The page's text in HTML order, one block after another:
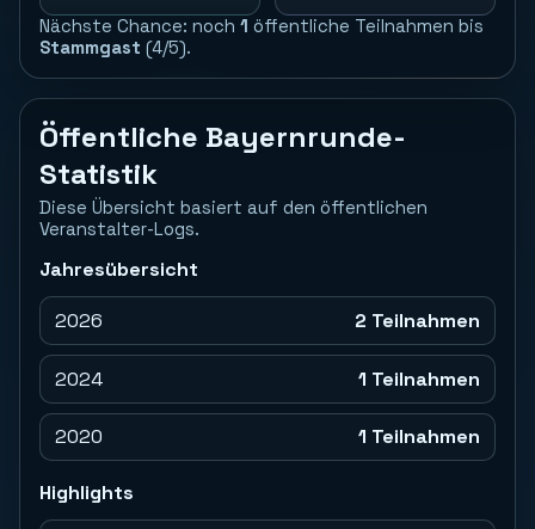
Nächste Chance: noch 1 öffentliche Teilnahmen bis
Stammgast (4/5).
Öffentliche Bayernrunde-
Statistik
Diese Übersicht basiert auf den öffentlichen
Veranstalter-Logs.
Jahresübersicht
2026 2 Teilnahmen
2024 1 Teilnahmen
2020 1 Teilnahmen
Highlights